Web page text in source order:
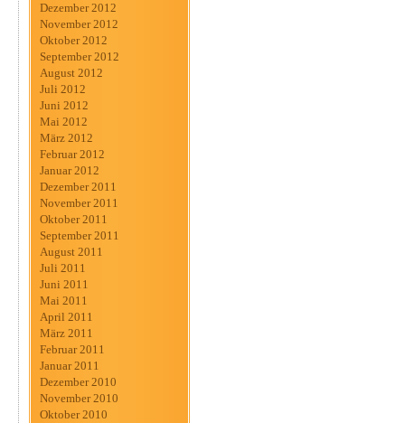
Dezember 2012
November 2012
Oktober 2012
September 2012
August 2012
Juli 2012
Juni 2012
Mai 2012
März 2012
Februar 2012
Januar 2012
Dezember 2011
November 2011
Oktober 2011
September 2011
August 2011
Juli 2011
Juni 2011
Mai 2011
April 2011
März 2011
Februar 2011
Januar 2011
Dezember 2010
November 2010
Oktober 2010